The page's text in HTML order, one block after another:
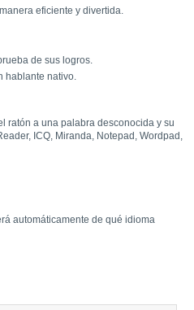
eficiente y divertida.
de sus logros.
hablante nativo.
ratón a una palabra desconocida y su
ICQ, Miranda, Notepad, Wordpad,
automáticamente de qué idioma